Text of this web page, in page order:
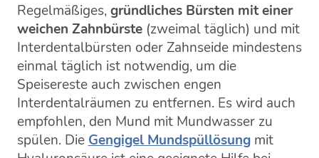
Regelmäßiges,gründliches Bürsten mit einer
weichen Zahnbürste(zweimal täglich) und mit
Interdentalbürsten oder Zahnseide mindestens
einmal täglich ist notwendig, um die
Speisereste auch zwischen engen
Interdentalräumen zu entfernen. Es wird auch
empfohlen, den Mund mit Mundwasser zu
spülen. Die Gengigel Mundspüllösungmit